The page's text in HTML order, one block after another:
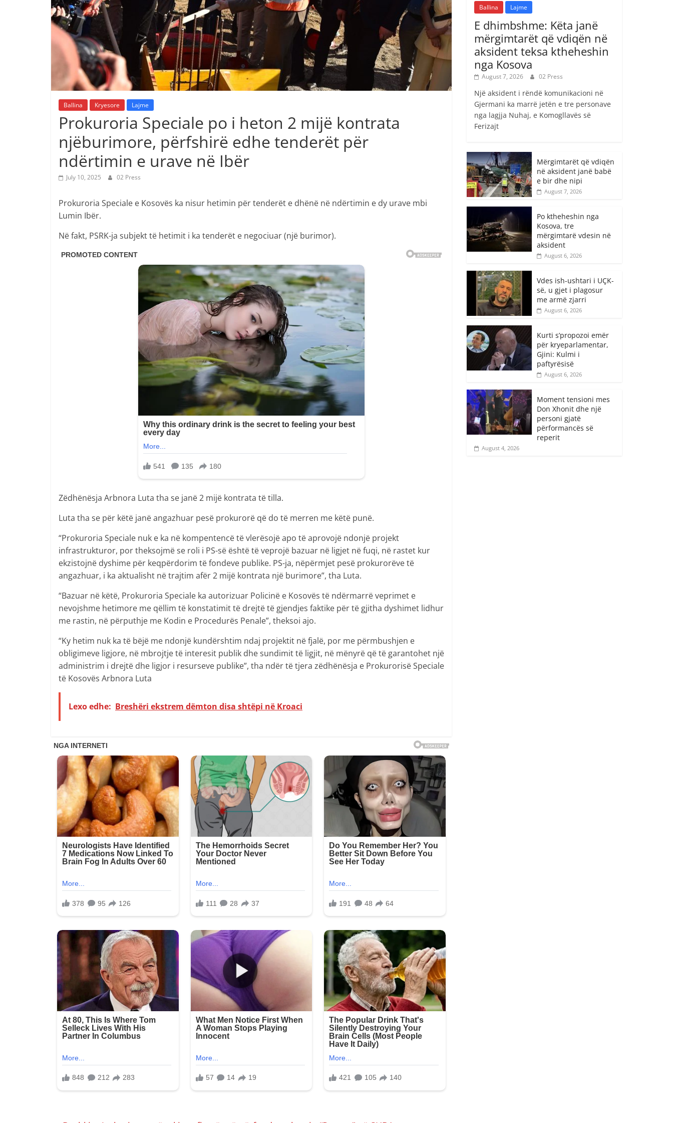
Ballina Kryesore Lajme
Prokuroria Speciale po i heton 2 mijë kontrata
njëburimore, përfshirë edhe tenderët për
ndërtimin e urave në Ibër
July 10, 2025 02 Press
Prokuroria Speciale e Kosovës ka nisur hetimin për tenderët e dhënë në ndërtimin e dy urave mbi
Lumin Ibër.
Në fakt, PSRK-ja subjekt të hetimit i ka tenderët e negociuar (një burimor).
Zëdhënësja Arbnora Luta tha se janë 2 mijë kontrata të tilla.
Luta tha se për këtë janë angazhuar pesë prokurorë që do të merren me këtë punë.
“Prokuroria Speciale nuk e ka në kompentencë të vlerësojë apo të aprovojë ndonjë projekt
infrastrukturor, por theksojmë se roli i PS-së është të veprojë bazuar në ligjet në fuqi, në rastet kur
ekzistojnë dyshime për keqpërdorim të fondeve publike. PS-ja, nëpërmjet pesë prokurorëve të
angazhuar, i ka aktualisht në trajtim afër 2 mijë kontrata një burimore”, tha Luta.
“Bazuar në këtë, Prokuroria Speciale ka autorizuar Policinë e Kosovës të ndërmarrë veprimet e
nevojshme hetimore me qëllim të konstatimit të drejtë të gjendjes faktike për të gjitha dyshimet lidhur
me rastin, në përputhje me Kodin e Procedurës Penale”, theksoi ajo.
“Ky hetim nuk ka të bëjë me ndonjë kundërshtim ndaj projektit në fjalë, por me përmbushjen e
obligimeve ligjore, në mbrojtje të interesit publik dhe sundimit të ligjit, në mënyrë që të garantohet një
administrim i drejtë dhe ligjor i resurseve publike”, tha ndër të tjera zëdhënësja e Prokurorisë Speciale
të Kosovës Arbnora Luta
Lexo edhe: Breshëri ekstrem dëmton disa shtëpi në Kroaci
Ballina Lajme
E dhimbshme: Këta janë
mërgimtarët që vdiqën në
aksident teksa ktheheshin
nga Kosova
August 7, 2026 02 Press
Një aksident i rëndë komunikacioni në
Gjermani ka marrë jetën e tre personave
nga lagjja Nuhaj, e Komogllavës së
Ferizajt
Mërgimtarët që vdiqën
në aksident janë babë
e bir dhe nipi
August 7, 2026
Po ktheheshin nga
Kosova, tre
mërgimtarë vdesin në
aksident
August 6, 2026
Vdes ish-ushtari i UÇK-
së, u gjet i plagosur
me armë zjarri
August 6, 2026
Kurti s’propozoi emër
për kryeparlamentar,
Gjini: Kulmi i
paftyrësisë
August 6, 2026
Moment tensioni mes
Don Xhonit dhe një
personi gjatë
përformancës së
reperit
August 4, 2026